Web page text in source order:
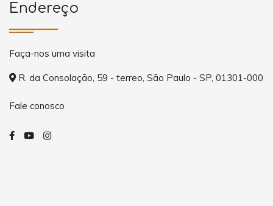
Endereço
Faça-nos uma visita
R. da Consolação, 59 - terreo, São Paulo - SP, 01301-000
Fale conosco